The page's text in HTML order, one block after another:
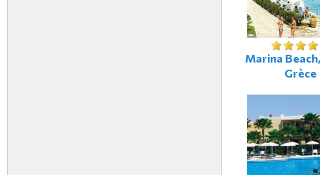
Marina
Grèce